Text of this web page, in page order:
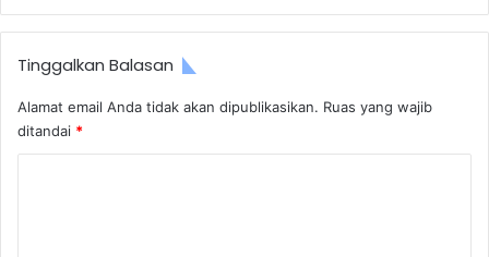
Tinggalkan Balasan
Alamat email Anda tidak akan dipublikasikan. Ruas yang wajib
ditandai *